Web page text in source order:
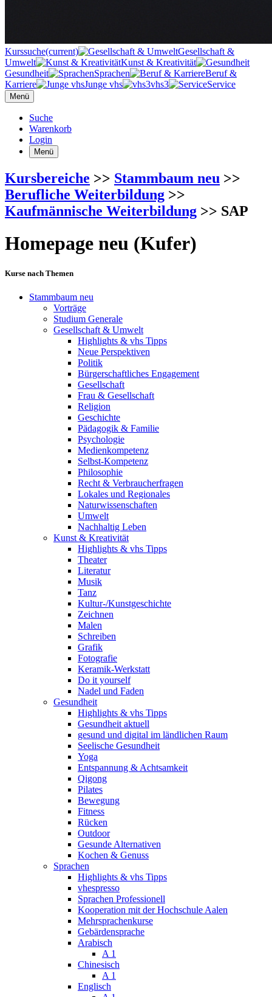
Kurssuche(current)
Gesellschaft &
Umwelt
Kunst & Kreativität
Gesundheit
Sprachen
Beruf &
Karriere
Junge vhs vhs3 Service
Menü
Suche
Warenkorb
Login
Menü
Kursbereiche >> Stammbaum neu >>
Berufliche Weiterbildung >>
Kaufmännische Weiterbildung >> SAP
Homepage neu (Kufer)
Kurse nach Themen
Stammbaum neu
Vorträge
Studium Generale
Gesellschaft & Umwelt
Highlights & vhs Tipps
Neue Perspektiven
Politik
Bürgerschaftliches Engagement
Gesellschaft
Frau & Gesellschaft
Religion
Geschichte
Pädagogik & Familie
Psychologie
Medienkompetenz
Selbst-Kompetenz
Philosophie
Recht & Verbraucherfragen
Lokales und Regionales
Naturwissenschaften
Umwelt
Nachhaltig Leben
Kunst & Kreativität
Highlights & vhs Tipps
Theater
Literatur
Musik
Tanz
Kultur-/Kunstgeschichte
Zeichnen
Malen
Schreiben
Grafik
Fotografie
Keramik-Werkstatt
Do it yourself
Nadel und Faden
Gesundheit
Highlights & vhs Tipps
Gesundheit aktuell
gesund und digital im ländlichen Raum
Seelische Gesundheit
Yoga
Entspannung & Achtsamkeit
Qigong
Pilates
Bewegung
Fitness
Rücken
Outdoor
Gesunde Alternativen
Kochen & Genuss
Sprachen
Highlights & vhs Tipps
vhespresso
Sprachen Professionell
Kooperation mit der Hochschule Aalen
Mehrsprachenkurse
Gebärdensprache
Arabisch
A 1
Chinesisch
A 1
Englisch